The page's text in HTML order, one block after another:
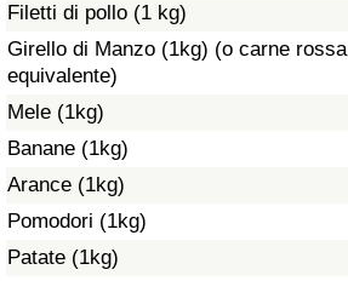
Filetti di pollo (1 kg)
Girello di Manzo (1kg) (o carne rossa
equivalente)
Mele (1kg)
Banane (1kg)
Arance (1kg)
Pomodori (1kg)
Patate (1kg)
Indice dell’Assistenza Sanitaria per
Nazione
Inquinamento
Indice dell’Inquinamento (Corrente)
Indice di inquinamento